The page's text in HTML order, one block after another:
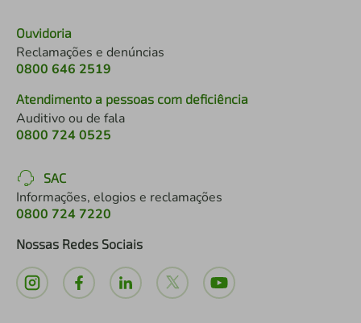
Ouvidoria
Reclamações e denúncias
0800 646 2519
Atendimento a pessoas com deficiência
Auditivo ou de fala
0800 724 0525
SAC
Informações, elogios e reclamações
0800 724 7220
Nossas Redes Sociais